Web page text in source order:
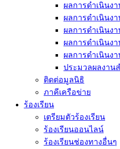
ผลการดำเนินง
ผลการดำเนินง
ผลการดำเนินง
ผลการดำเนินง
ผลการดำเนินง
ประมวลผลงาน
ติดต่อมูลนิธิ
ภาคีเครือข่าย
ร้องเรียน
เตรียมตัวร้องเรียน
ร้องเรียนออนไลน์
ร้องเรียนช่องทางอื่นๆ